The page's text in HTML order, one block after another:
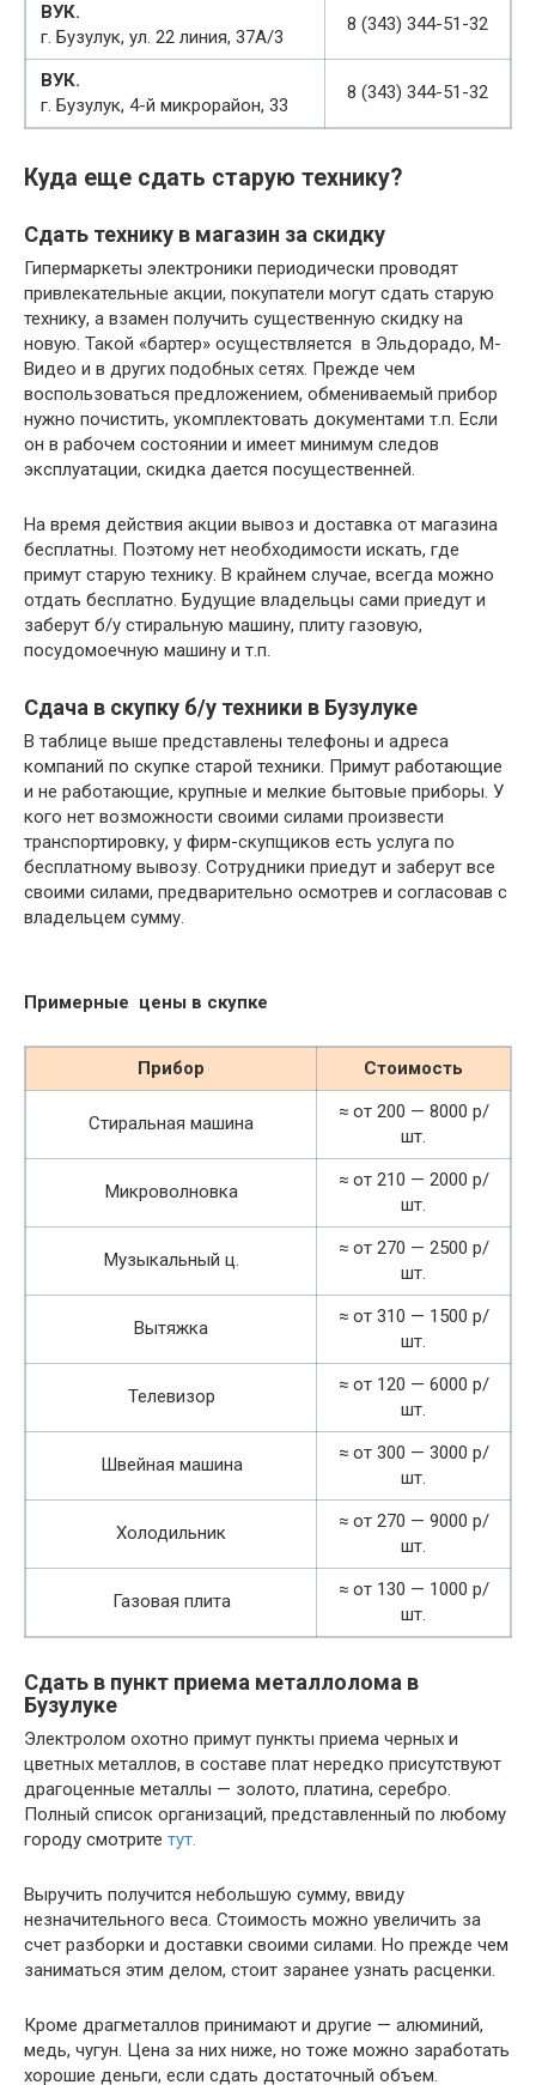
ВУК.
г. Бузулук, ул. 22 линия, 37А/3
8 (343) 344-51-32
ВУК.
г. Бузулук, 4-й микрорайон, 33
8 (343) 344-51-32
Куда еще сдать старую технику?
Сдать технику в магазин за скидку
Гипермаркеты электроники периодически проводят
привлекательные акции, покупатели могут сдать старую
технику, а взамен получить существенную скидку на
новую. Такой «бартер» осуществляется в Эльдорадо, М-
Видео и в других подобных сетях. Прежде чем
воспользоваться предложением, обмениваемый прибор
нужно почистить, укомплектовать документами т.п. Если
он в рабочем состоянии и имеет минимум следов
эксплуатации, скидка дается посущественней.
На время действия акции вывоз и доставка от магазина
бесплатны. Поэтому нет необходимости искать, где
примут старую технику. В крайнем случае, всегда можно
отдать бесплатно. Будущие владельцы сами приедут и
заберут б/у стиральную машину, плиту газовую,
посудомоечную машину и т.п.
Сдача в скупку б/у техники в Бузулуке
В таблице выше представлены телефоны и адреса
компаний по скупке старой техники. Примут работающие
и не работающие, крупные и мелкие бытовые приборы. У
кого нет возможности своими силами произвести
транспортировку, у фирм-скупщиков есть услуга по
бесплатному вывозу. Сотрудники приедут и заберут все
своими силами, предварительно осмотрев и согласовав с
владельцем сумму.
Примерные цены в скупке
Прибор Стоимость
Стиральная машина
≈ от 200 — 8000 р/
шт.
Микроволновка
≈ от 210 — 2000 р/
шт.
Музыкальный ц.
≈ от 270 — 2500 р/
шт.
Вытяжка
≈ от 310 — 1500 р/
шт.
Телевизор
≈ от 120 — 6000 р/
шт.
Швейная машина
≈ от 300 — 3000 р/
шт.
Холодильник
≈ от 270 — 9000 р/
шт.
Газовая плита
≈ от 130 — 1000 р/
шт.
Сдать в пункт приема металлолома в
Бузулуке
Электролом охотно примут пункты приема черных и
цветных металлов, в составе плат нередко присутствуют
драгоценные металлы — золото, платина, серебро.
Полный список организаций, представленный по любому
городу смотрите тут.
Выручить получится небольшую сумму, ввиду
незначительного веса. Стоимость можно увеличить за
счет разборки и доставки своими силами. Но прежде чем
заниматься этим делом, стоит заранее узнать расценки.
Кроме драгметаллов принимают и другие — алюминий,
медь, чугун. Цена за них ниже, но тоже можно заработать
хорошие деньги, если сдать достаточный объем.